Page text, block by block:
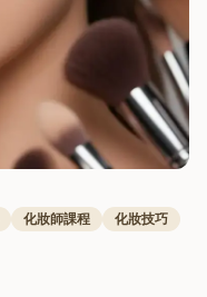
化妝師課程
化妝技巧